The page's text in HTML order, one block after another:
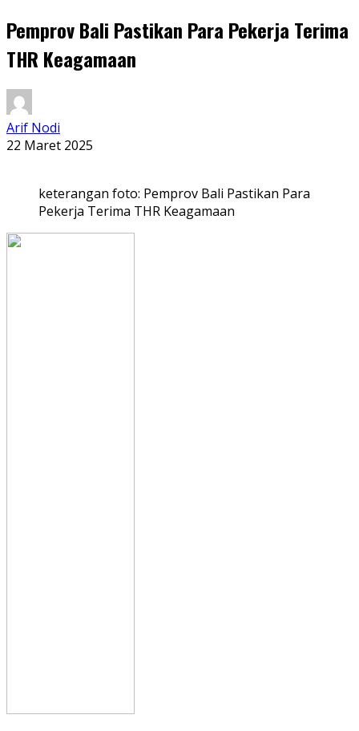
Pemprov Bali Pastikan Para Pekerja Terima
THR Keagamaan
Arif Nodi
22 Maret 2025
keterangan foto: Pemprov Bali Pastikan Para
Pekerja Terima THR Keagamaan